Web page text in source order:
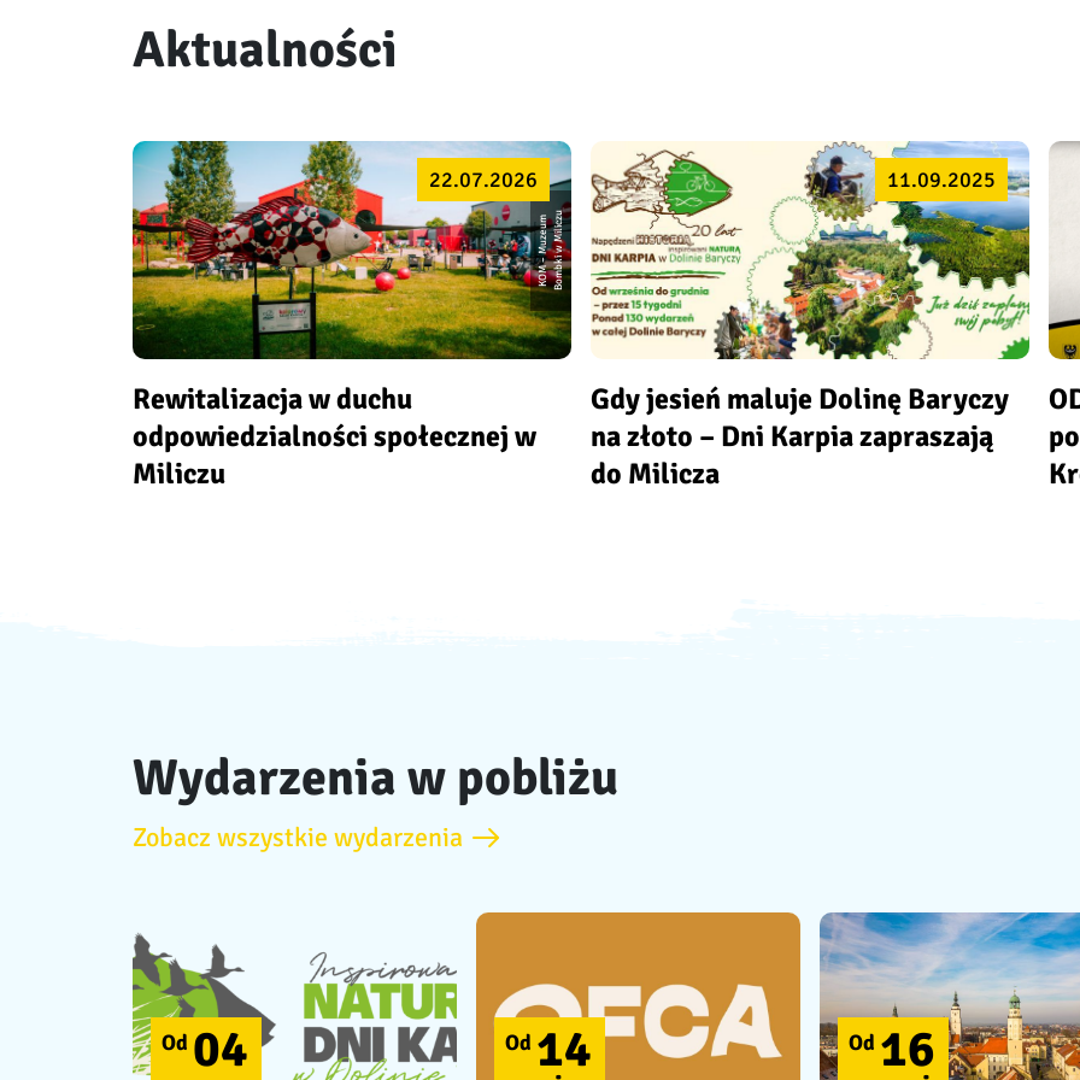
Aktualności
K
O
M
–
M
u
z
e
u
m
B
o
m
b
ki
w
Mi
li
c
zu
22.07.2026
Rewitalizacja w duchu
odpowiedzialności społecznej w
Miliczu
11.09.2025
Gdy jesień maluje Dolinę Baryczy
na złoto – Dni Karpia zapraszają
do Milicza
Wydarzenia w pobliżu
Zobacz wszystkie wydarzenia
Od 04 Od 14 Od 16